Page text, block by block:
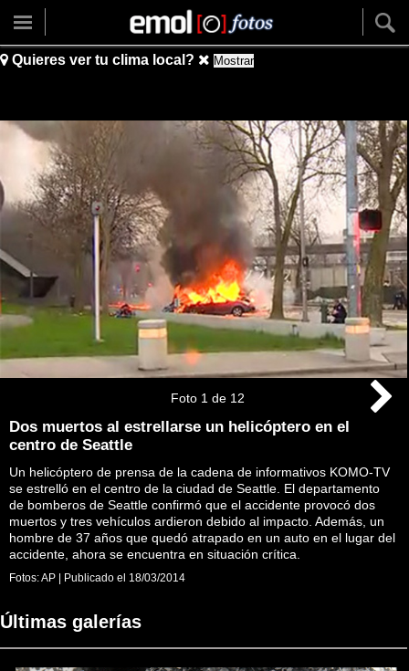
Quieres ver tu clima local? Mostrar
Foto 1 de 12
Dos muertos al estrellarse un helicóptero en el
centro de Seattle
Un helicóptero de prensa de la cadena de informativos KOMO-TV
se estrelló en el centro de la ciudad de Seattle. El departamento
de bomberos de Seattle confirmó que el accidente provocó dos
muertos y tres vehículos ardieron debido al impacto. Además, un
hombre de 37 años que quedó atrapado en un auto en el lugar del
accidente, ahora se encuentra en situación crítica.
Fotos:AP | Publicado el 18/03/2014
Últimas galerías